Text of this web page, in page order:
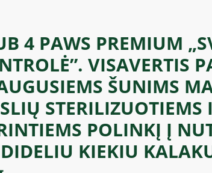
4 PAWS PREMIUM
VISAVERTIS
ŠUNIMS
STERILIZUOTIEMS
POLINKĮ Į
KIEKIU